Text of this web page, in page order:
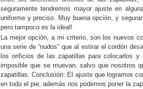
seguramente tendremos mayor ajuste en
uniforme y preciso. Muy buena opción, y
pero tampoco es la ideal!
La mejor opción, a mi criterio, son los nuevos
una serie de “nudos” que al estirar el cordón
los orificios de las zapatillas para colocarlos
imposible que se muevan, salvo que nosotros
zapatillas. Conclusión: El ajuste que logramos
en todo el pie, además nos podemos poner la